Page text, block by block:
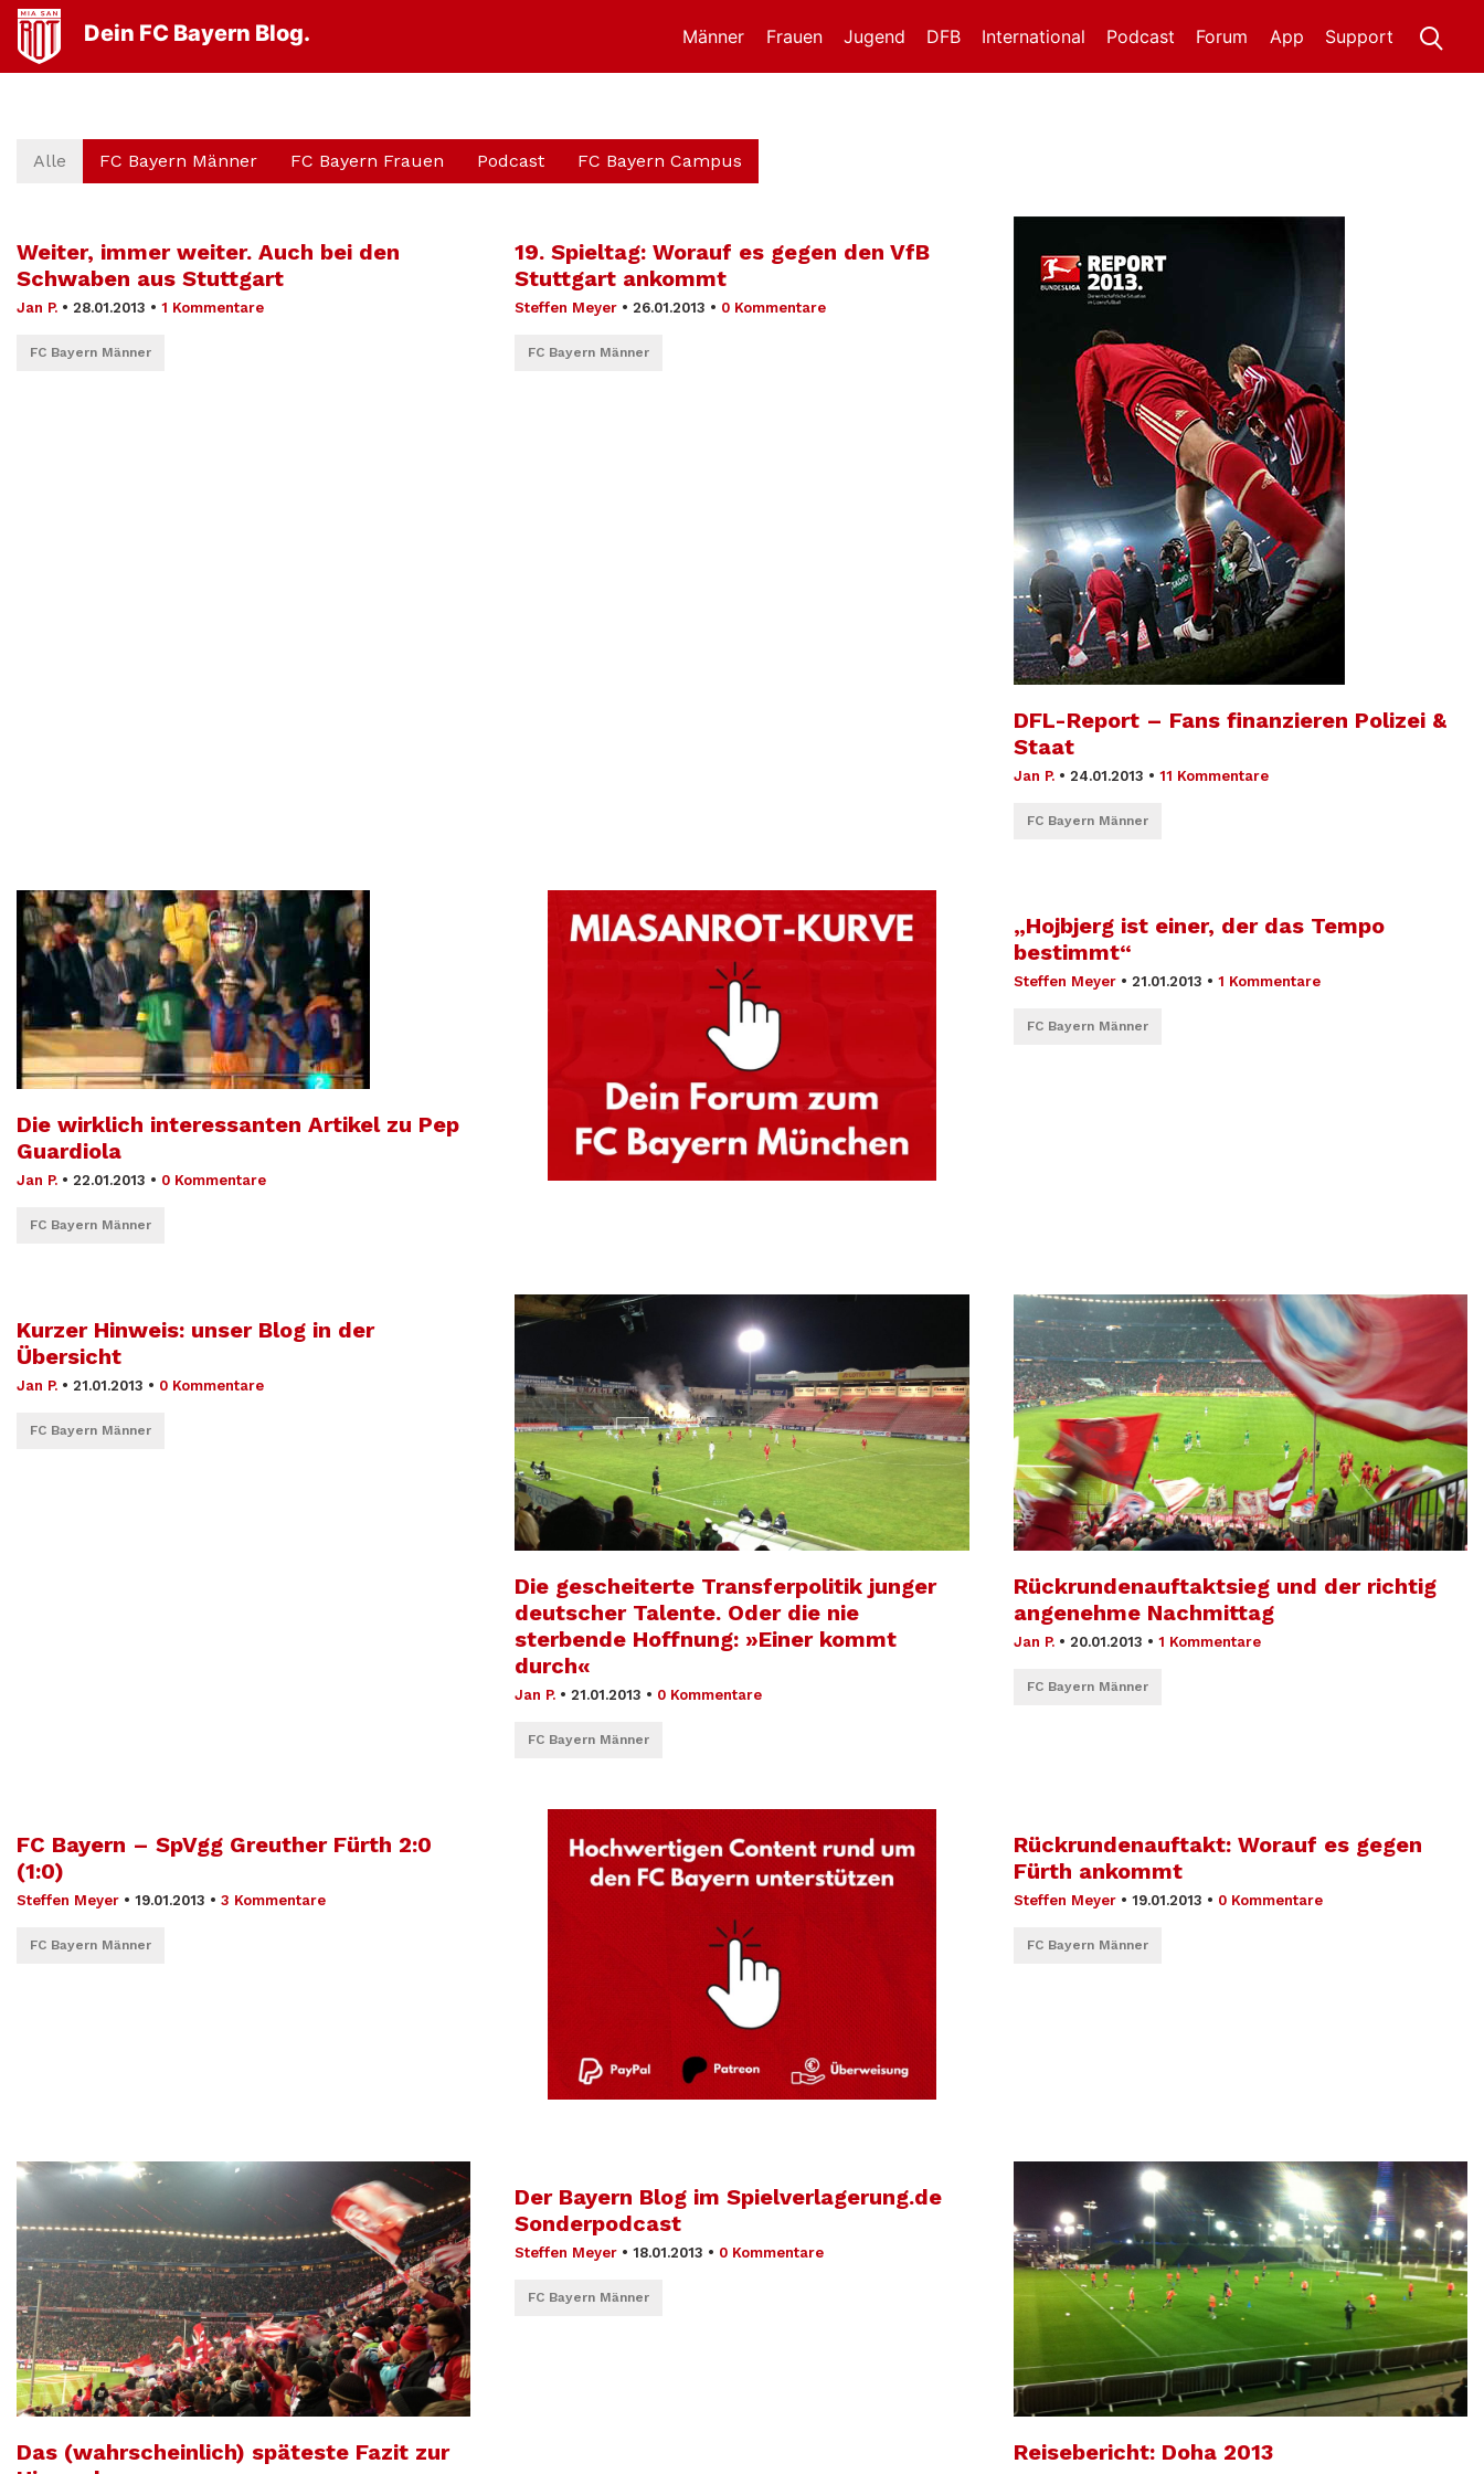
Dein FC Bayern Blog. Männer Frauen Jugend DFB International Support
App
Forum
Podcast
Alle FC Bayern Männer FC Bayern Frauen Podcast FC Bayern Campus
Weiter, immer weiter. Auch bei den
Schwaben aus Stuttgart
Jan P. • 28.01.2013 • 1 Kommentare
FC Bayern Männer
19. Spieltag: Worauf es gegen den VfB
Stuttgart ankommt
Steffen Meyer • 26.01.2013 • 0 Kommentare
FC Bayern Männer
DFL-Report – Fans finanzieren Polizei &
Staat
Jan P. • 24.01.2013 • 11 Kommentare
FC Bayern Männer
Die wirklich interessanten Artikel zu Pep
Guardiola
Jan P. • 22.01.2013 • 0 Kommentare
FC Bayern Männer
„Hojbjerg ist einer, der das Tempo
bestimmt“
Steffen Meyer • 21.01.2013 • 1 Kommentare
FC Bayern Männer
Kurzer Hinweis: unser Blog in der
Übersicht
Jan P. • 21.01.2013 • 0 Kommentare
FC Bayern Männer
Die gescheiterte Transferpolitik junger
deutscher Talente. Oder die nie
sterbende Hoffnung: »Einer kommt
durch«
Jan P. • 21.01.2013 • 0 Kommentare
FC Bayern Männer
Rückrundenauftaktsieg und der richtig
angenehme Nachmittag
Jan P. • 20.01.2013 • 1 Kommentare
FC Bayern Männer
FC Bayern – SpVgg Greuther Fürth 2:0
(1:0)
Steffen Meyer • 19.01.2013 • 3 Kommentare
FC Bayern Männer
Rückrundenauftakt: Worauf es gegen
Fürth ankommt
Steffen Meyer • 19.01.2013 • 0 Kommentare
FC Bayern Männer
Das (wahrscheinlich) späteste Fazit zur
Der Bayern Blog im Spielverlagerung.de
Sonderpodcast
Steffen Meyer • 18.01.2013 • 0 Kommentare
FC Bayern Männer
Reisebericht: Doha 2013